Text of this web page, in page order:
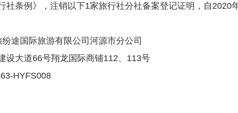
条例》，注销以下1家旅行社分社备案登记证明，自2020
国际旅游有限公司河源市分公司
大道66号翔龙国际商铺112、113号
HYFS008